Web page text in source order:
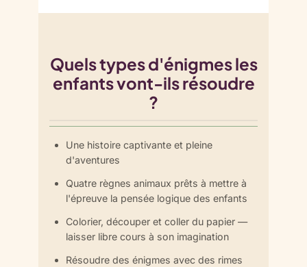
Quels types d'énigmes les
enfants vont-ils résoudre
?
Une histoire captivante et pleine
d'aventures
Quatre règnes animaux prêts à mettre à
l'épreuve la pensée logique des enfants
Colorier, découper et coller du papier —
laisser libre cours à son imagination
Résoudre des énigmes avec des rimes